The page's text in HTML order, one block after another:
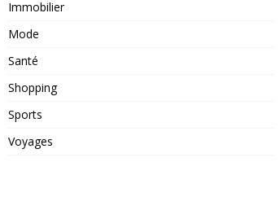
Immobilier
Mode
Santé
Shopping
Sports
Voyages